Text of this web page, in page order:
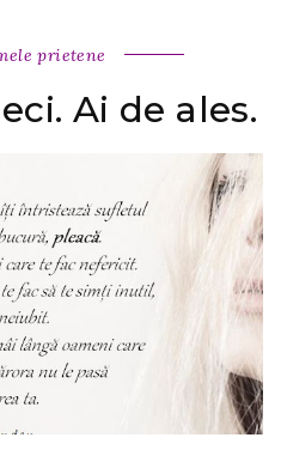
prietene
Ai de ales.